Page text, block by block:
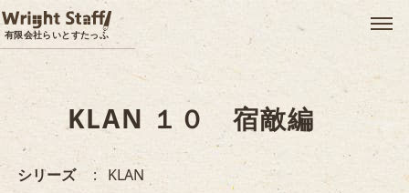
有限会社らいとすたっふ メ
KLAN １０ 宿敵編
シリーズ
KLAN